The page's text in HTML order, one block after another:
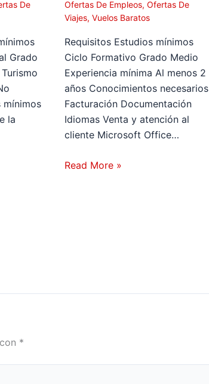
De
Grado
mínimos
la
Ofertas De Empleos, Ofertas De
Viajes, Vuelos Baratos
Requisitos Estudios mínimos
Ciclo Formativo Grado Medio
Experiencia mínima Al menos 2
años Conocimientos necesarios
Facturación Documentación
Idiomas Venta y atención al
cliente Microsoft Office…
Read More »
*